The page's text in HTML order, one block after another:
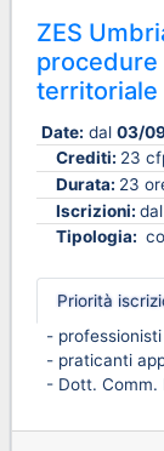
ZES
procedure
territoriale
Date: dal 03/
Crediti: 23
Durata: 23
Iscrizioni:
Tipologia:
Priorità
-
- praticanti
- Dott. Comm.